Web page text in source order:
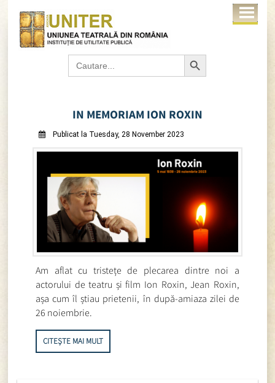
Search
for:
Search Button
IN MEMORIAM ION ROXIN
Publicat la Tuesday, 28 November 2023
Am aflat cu tristețe de plecarea dintre noi a
actorului de teatru și film Ion Roxin, Jean Roxin,
așa cum îl știau prietenii, în după-amiaza zilei de
26 noiembrie.
CITEȘTE MAI MULT